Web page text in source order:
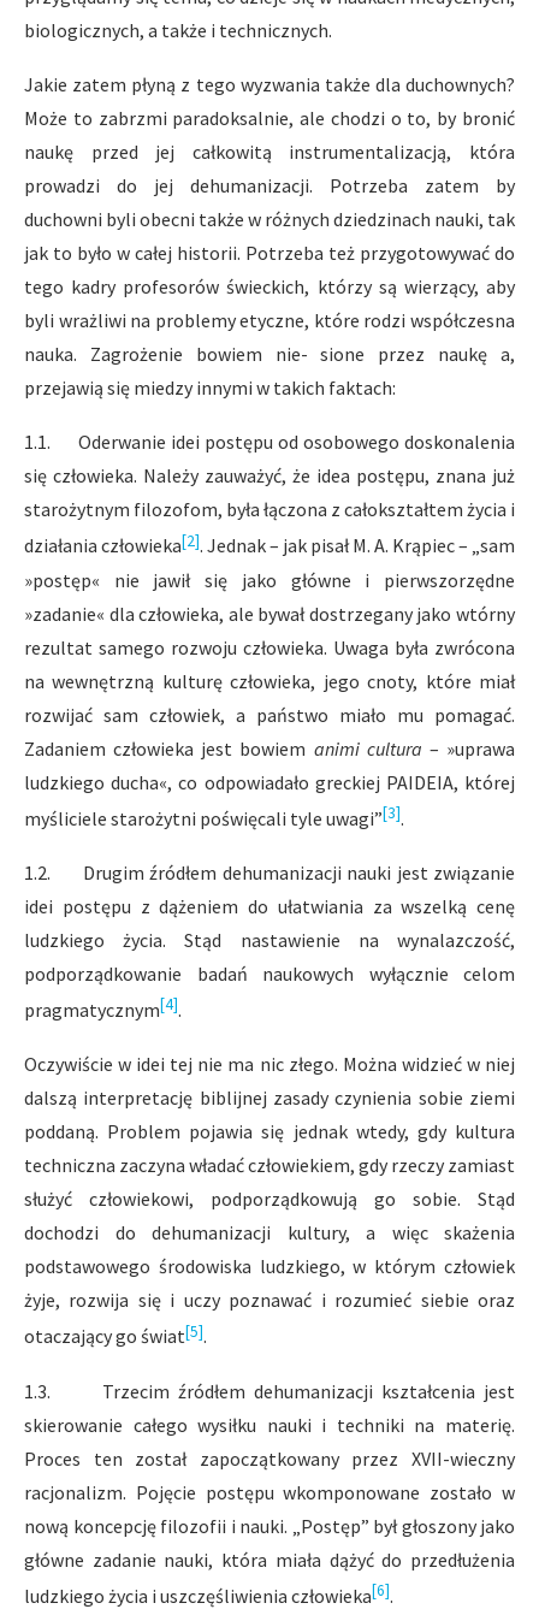
biologicznych, a także i technicznych.
Jakie zatem płyną z tego wyzwania także dla duchownych?
Może to zabrzmi paradoksalnie, ale chodzi o to, by bronić
naukę przed jej całkowitą instrumentalizacją, która
prowadzi do jej dehumanizacji. Potrzeba zatem by
duchowni byli obecni także w różnych dziedzinach nauki, tak
jak to było w całej historii. Potrzeba też przygotowywać do
tego kadry profesorów świeckich, którzy są wierzący, aby
byli wrażliwi na problemy etyczne, które rodzi współczesna
nauka. Zagrożenie bowiem nie- sione przez naukę a,
przejawią się miedzy innymi w takich faktach:
1.1. Oderwanie idei postępu od osobowego doskonalenia
się człowieka. Należy zauważyć, że idea postępu, znana już
starożytnym filozofom, była łączona z całokształtem życia i
działania człowieka[2]. Jednak – jak pisał M. A. Krąpiec – „sam
»postęp« nie jawił się jako główne i pierwszorzędne
»zadanie« dla człowieka, ale bywał dostrzegany jako wtórny
rezultat samego rozwoju człowieka. Uwaga była zwrócona
na wewnętrzną kulturę człowieka, jego cnoty, które miał
rozwijać sam człowiek, a państwo miało mu pomagać.
Zadaniem człowieka jest bowiem animi cultura – »uprawa
ludzkiego ducha«, co odpowiadało greckiej PAIDEIA, której
myśliciele starożytni poświęcali tyle uwagi”[3].
1.2. Drugim źródłem dehumanizacji nauki jest związanie
idei postępu z dążeniem do ułatwiania za wszelką cenę
ludzkiego życia. Stąd nastawienie na wynalazczość,
podporządkowanie badań naukowych wyłącznie celom
pragmatycznym[4].
Oczywiście w idei tej nie ma nic złego. Można widzieć w niej
dalszą interpretację biblijnej zasady czynienia sobie ziemi
poddaną. Problem pojawia się jednak wtedy, gdy kultura
techniczna zaczyna władać człowiekiem, gdy rzeczy zamiast
służyć człowiekowi, podporządkowują go sobie. Stąd
dochodzi do dehumanizacji kultury, a więc skażenia
podstawowego środowiska ludzkiego, w którym człowiek
żyje, rozwija się i uczy poznawać i rozumieć siebie oraz
otaczający go świat[5].
1.3. Trzecim źródłem dehumanizacji kształcenia jest
skierowanie całego wysiłku nauki i techniki na materię.
Proces ten został zapoczątkowany przez XVII-wieczny
racjonalizm. Pojęcie postępu wkomponowane zostało w
nową koncepcję filozofii i nauki. „Postęp” był głoszony jako
główne zadanie nauki, która miała dążyć do przedłużenia
ludzkiego życia i uszczęśliwienia człowieka[6].